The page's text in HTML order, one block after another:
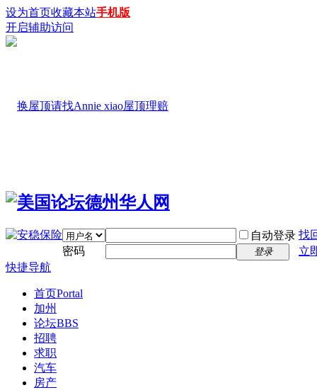
设为首页收藏本站手机版
开启辅助访问
自动登录 找
密码
登录
立
快捷导航
首页Portal
加州
论坛BBS
招聘
求职
汽车
房产